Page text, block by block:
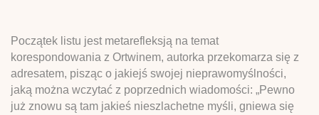
Początek listu jest metarefleksją na temat
korespondowania z Ortwinem, autorka przekomarza się z
adresatem, pisząc o jakiejś swojej nieprawomyślności,
jaką można wczytać z poprzednich wiadomości: „Pewno
już znowu są tam jakieś nieszlachetne myśli, gniewa się